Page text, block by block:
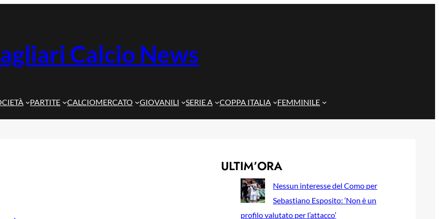
Calcio News
PARTITE CALCIOMERCATO GIOVANILI SERIE A COPPA ITALIA FEMMINILE
ULTIM’ORA
Nessun interesse del Como per
Sebastiano Esposito: ‘Non è un
profilo valutato per l’attacco’